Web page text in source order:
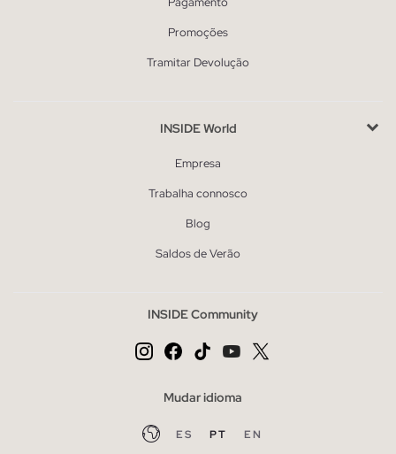
Promoções
Tramitar Devolução
INSIDE World
Empresa
Trabalha connosco
Blog
Saldos de Verão
INSIDE Community
Mudar idioma
ES PT EN